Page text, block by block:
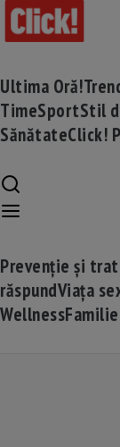
Ultima Oră!
TimeSportStil
SănătateClick!
Prevenție și
răspundViața
WellnessFamilie